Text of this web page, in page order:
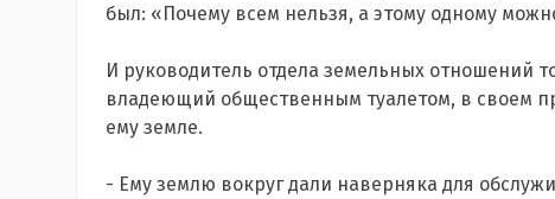
был: «Почему всем нельзя, а этому одному
И руководитель отдела земельных отношений
владеющий общественным туалетом, в своем
ему земле.
- Ему землю вокруг дали наверняка для